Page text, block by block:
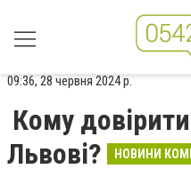
09:36, 28 червня 2024 р.
Кому
Львові?
НОВИНИ